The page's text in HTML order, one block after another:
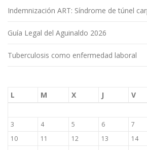
Indemnización ART: Síndrome de túnel
Guía Legal del Aguinaldo 2026
Tuberculosis como enfermedad laboral
L M X J V
3
4 5 6 7
10
11 12 13 14